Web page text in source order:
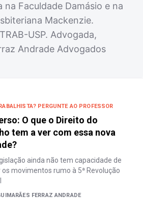
na Faculdade Damásio e na
Mackenzie.
USP. Advogada,
Andrade Advogados
PERGUNTE AO PROFESSOR
O que o Direito do
tem a ver com essa nova
ainda não tem capacidade de
os movimentos rumo à 5ª Revolução
FERRAZ ANDRADE